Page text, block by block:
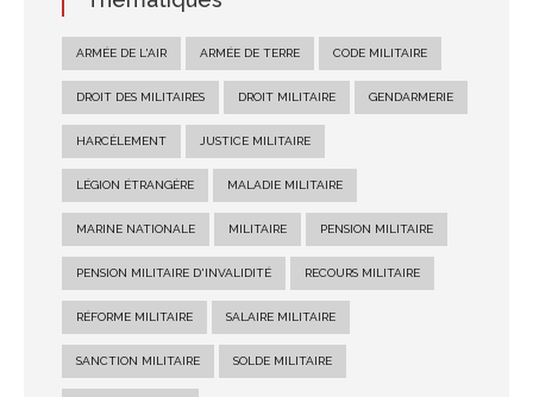
ARMÉE DE L'AIR ARMÉE DE TERRE CODE MILITAIRE
DROIT DES MILITAIRES DROIT MILITAIRE GENDARMERIE
HARCÈLEMENT JUSTICE MILITAIRE
LÉGION ÉTRANGÈRE MALADIE MILITAIRE
MARINE NATIONALE MILITAIRE PENSION MILITAIRE
PENSION MILITAIRE D'INVALIDITÉ RECOURS MILITAIRE
RÉFORME MILITAIRE SALAIRE MILITAIRE
SANCTION MILITAIRE SOLDE MILITAIRE